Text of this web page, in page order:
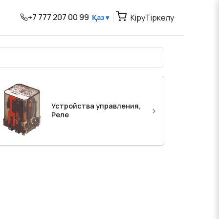
+7 777 207 00 99 Қаз ▾ КіруТіркелу
Устройства управления,
Реле
›